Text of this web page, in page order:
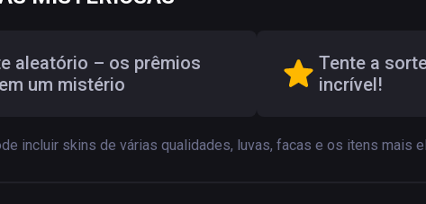
aleatório – os prêmios
um mistério
Tente a
incrível!
incluir skins de várias qualidades, luvas, facas e os itens mais